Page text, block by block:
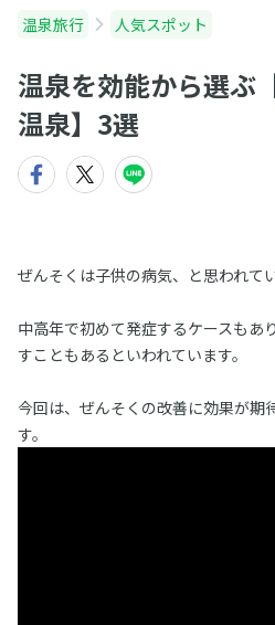
温泉旅行 人気スポット
温泉を効能から選ぶ
温泉】3選
ぜんそくは子供の病気、と思われて
中高年で初めて発症するケースもあ
すこともあるといわれています。
今回は、ぜんそくの改善に効果が期
す。